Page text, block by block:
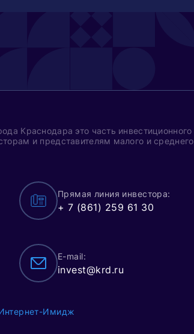
центры,
(центры)
Краснодара
Краснодара это часть
и представителям малого и среднего
Прямая линия инвестора:
+ 7 (861) 259 61 30
E-mail:
invest@krd.ru
Имидж